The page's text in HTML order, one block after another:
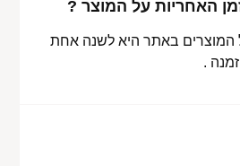
האחריות על המוצר ?
המוצרים באתר היא לשנה אחת
.